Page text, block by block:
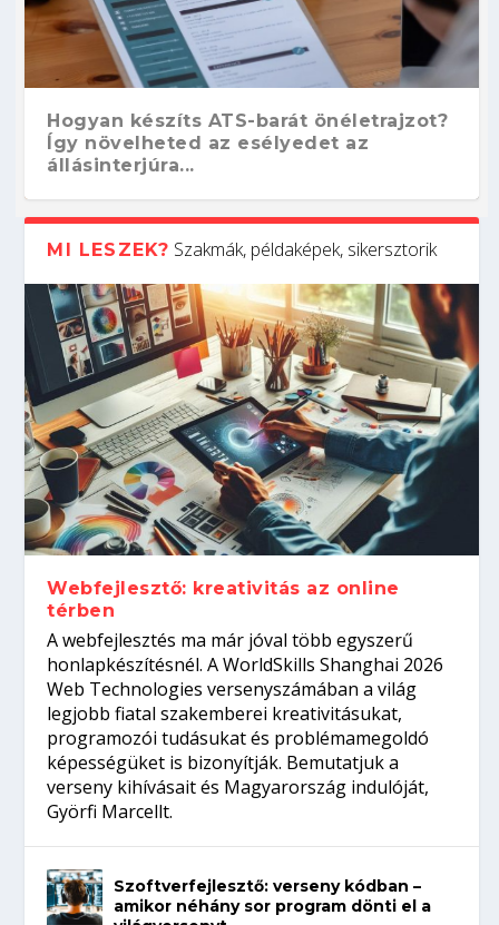
Hogyan készíts ATS-barát önéletrajzot?
Így növelheted az esélyedet az
állásinterjúra...
Kitalálod, mire használják ezeket a
gépeket?
Nem sikerült az egyetemi felvételi?
Tanulj szakmát!
Szoftverfejlesztő: verseny kódban –
amikor néhány sor program dönti el a
világversenyt...
Digitális detox – hogyan kapcsolódj ki
telefon nélkül?
MI LESZEK? Szakmák, példaképek, sikersztorik
Webfejlesztő: kreativitás az online
térben
A webfejlesztés ma már jóval több egyszerű
honlapkészítésnél. A WorldSkills Shanghai 2026
Web Technologies versenyszámában a világ
legjobb fiatal szakemberei kreativitásukat,
programozói tudásukat és problémamegoldó
képességüket is bizonyítják. Bemutatjuk a
verseny kihívásait és Magyarország indulóját,
Györfi Marcellt.
Szoftverfejlesztő: verseny kódban –
amikor néhány sor program dönti el a